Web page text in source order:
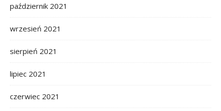
październik 2021
wrzesień 2021
sierpień 2021
lipiec 2021
czerwiec 2021